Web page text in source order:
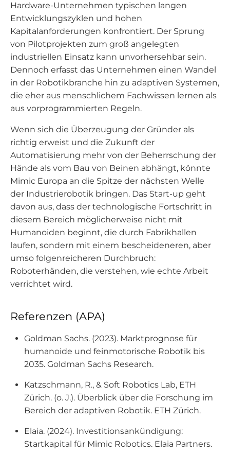
Hardware-Unternehmen typischen langen
Entwicklungszyklen und hohen
Kapitalanforderungen konfrontiert. Der Sprung
von Pilotprojekten zum groß angelegten
industriellen Einsatz kann unvorhersehbar sein.
Dennoch erfasst das Unternehmen einen Wandel
in der Robotikbranche hin zu adaptiven Systemen,
die eher aus menschlichem Fachwissen lernen als
aus vorprogrammierten Regeln.
Wenn sich die Überzeugung der Gründer als
richtig erweist und die Zukunft der
Automatisierung mehr von der Beherrschung der
Hände als vom Bau von Beinen abhängt, könnte
Mimic Europa an die Spitze der nächsten Welle
der Industrierobotik bringen. Das Start-up geht
davon aus, dass der technologische Fortschritt in
diesem Bereich möglicherweise nicht mit
Humanoiden beginnt, die durch Fabrikhallen
laufen, sondern mit einem bescheideneren, aber
umso folgenreicheren Durchbruch:
Roboterhänden, die verstehen, wie echte Arbeit
verrichtet wird.
Referenzen (APA)
Goldman Sachs. (2023). Marktprognose für
humanoide und feinmotorische Robotik bis
2035. Goldman Sachs Research.
Katzschmann, R., & Soft Robotics Lab, ETH
Zürich. (o. J.). Überblick über die Forschung im
Bereich der adaptiven Robotik. ETH Zürich.
Elaia. (2024). Investitionsankündigung:
Startkapital für Mimic Robotics. Elaia Partners.